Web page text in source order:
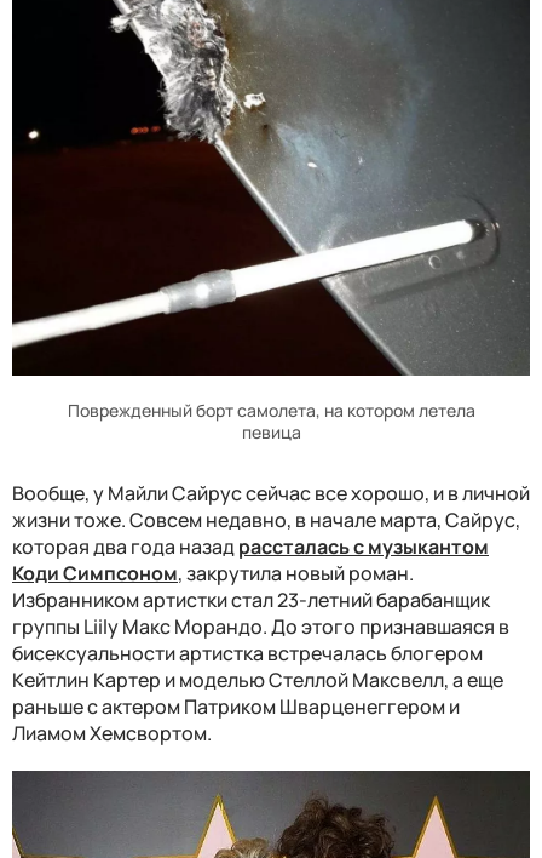
Поврежденный борт самолета, на котором летела
певица
Вообще, у Майли Сайрус сейчас все хорошо, и в личной
жизни тоже. Совсем недавно, в начале марта, Сайрус,
которая два года назадрассталась с музыкантом
Коди Симпсоном, закрутила новый роман.
Избранником артистки стал 23-летний барабанщик
группы Liily Макс Морандо. До этого признавшаяся в
бисексуальности артистка встречалась блогером
Кейтлин Картер и моделью Стеллой Максвелл, а еще
раньше с актером Патриком Шварценеггером и
Лиамом Хемсвортом.